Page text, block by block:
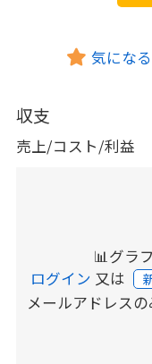
気にな
収支
売上/コスト/利益
📊グラ
ログイン 又は
メールアドレス